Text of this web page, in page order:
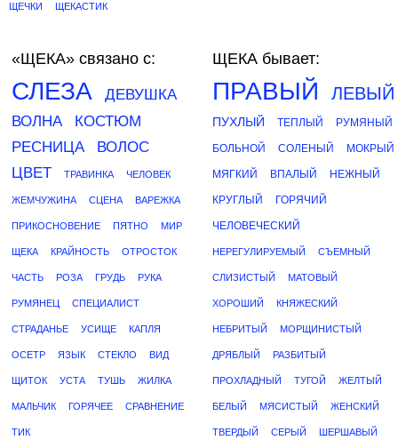
ЩЕЧКИ ЩЕКАСТИК
«ЩЕКА» связано с:
СЛЕЗА
ДЕВУШКА
ВОЛНА
КОСТЮМ
РЕСНИЦА
ВОЛОС
ЦВЕТ
ТРАВИНКА ЧЕЛОВЕК
ЖЕМЧУЖИНА СЦЕНА ВАРЕЖКА
ПРИКОСНОВЕНИЕ ПЯТНО МИР
ЩЕКА КРАЙНОСТЬ ОТРОСТОК
ЧАСТЬ РОЗА ГРУДЬ РУКА
РУМЯНЕЦ СПЕЦИАЛИСТ
СТРАДАНЬЕ УСИЩЕ КАПЛЯ
ОСЕТР ЯЗЫК СТЕКЛО ВИД
ЩИТОК УСТА ТУШЬ ЖИЛКА
МАЛЬЧИК ГОРЯЧЕЕ СРАВНЕНИЕ
ТИК
ЩЕКА бывает:
ПРАВЫЙ ЛЕВЫЙ
ПУХЛЫЙ ТЕПЛЫЙ РУМЯНЫЙ
БОЛЬНОЙ СОЛЕНЫЙ МОКРЫЙ
МЯГКИЙ ВПАЛЫЙ НЕЖНЫЙ
КРУГЛЫЙ ГОРЯЧИЙ
ЧЕЛОВЕЧЕСКИЙ
НЕРЕГУЛИРУЕМЫЙ СЪЕМНЫЙ
СЛИЗИСТЫЙ МАТОВЫЙ
ХОРОШИЙ КНЯЖЕСКИЙ
НЕБРИТЫЙ МОРЩИНИСТЫЙ
ДРЯБЛЫЙ РАЗБИТЫЙ
ПРОХЛАДНЫЙ ТУГОЙ ЖЕЛТЫЙ
БЕЛЫЙ МЯСИСТЫЙ ЖЕНСКИЙ
ТВЕРДЫЙ СЕРЫЙ ШЕРШАВЫЙ